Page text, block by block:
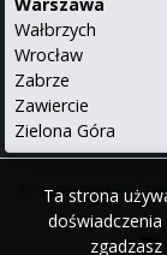
Ta strona
Wałbrzych
Wrocław
Zabrze
Zawiercie
Zielona Góra
O serwisie•